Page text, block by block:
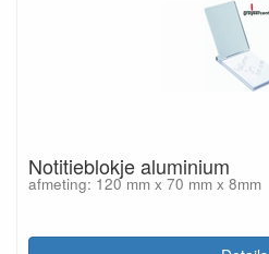
Notitieblokje aluminium
afmeting: 120 mm x 70 mm x 8mm